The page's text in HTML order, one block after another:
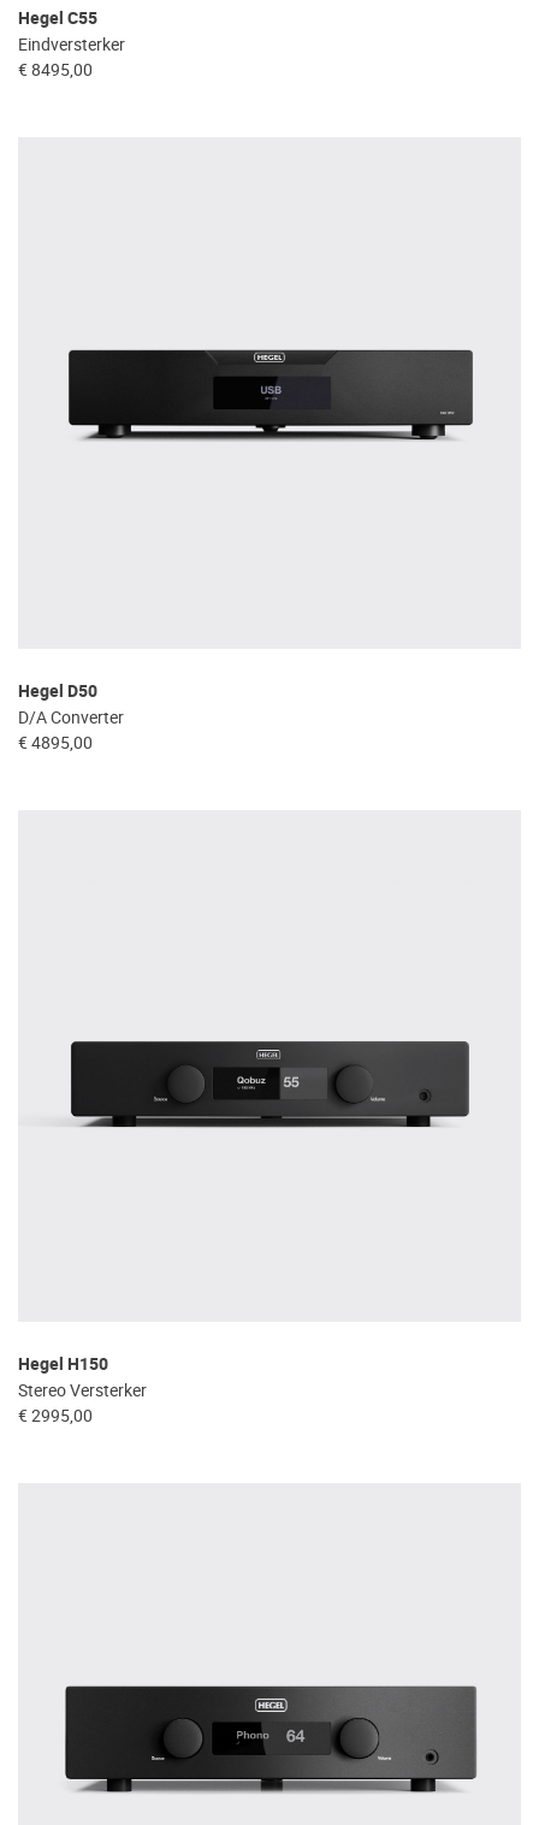
Hegel C55
Eindversterker
€ 8495,00
Hegel D50
D/A Converter
€ 4895,00
Hegel H150
Stereo Versterker
€ 2995,00